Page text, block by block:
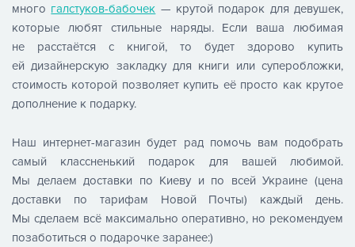
много галстуков-бабочек — крутой подарок для девушек,
которые любят стильные наряды. Если ваша любимая
не расстаётся с книгой, то будет здорово купить
ей дизайнерскую закладку для книги или суперобложки,
стоимость которой позволяет купить её просто как крутое
дополнение к подарку.
Наш интернет-магазин будет рад помочь вам подобрать
самый классненький подарок для вашей любимой.
Мы делаем доставки по Киеву и по всей Украине (цена
доставки по тарифам Новой Почты) каждый день.
Мы сделаем всё максимально оперативно, но рекомендуем
позаботиться о подарочке заранее:)